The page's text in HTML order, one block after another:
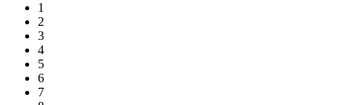
1
2
3
4
5
6
7